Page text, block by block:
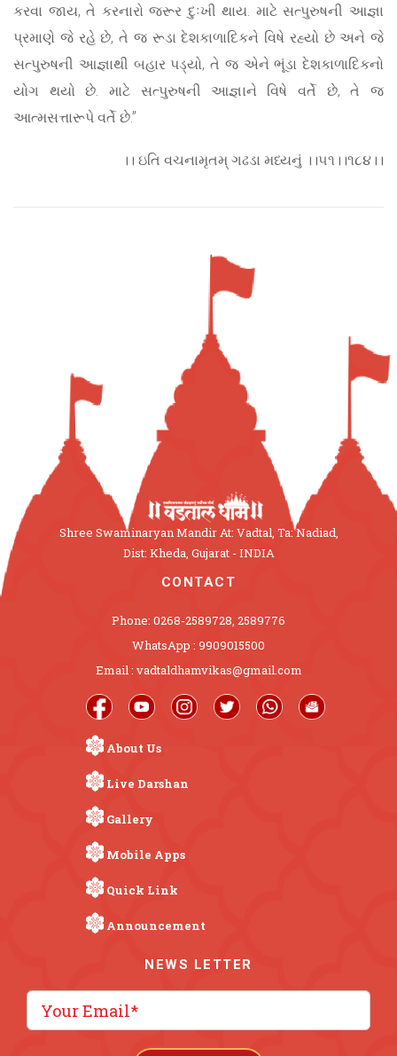
કરવા જાય, તે કરનારો જરૂર દુઃખી થાય. માટે સત્પુરુષની આજ્ઞા
પ્રમાણે જે રહે છે, તે જ રૂડા દેશકાળાદિકને વિષે રહ્યો છે અને જે
સત્પુરુષની આજ્ઞાથી બહાર પડ્યો, તે જ એને ભૂંડા દેશકાળાદિકનો
યોગ થયો છે. માટે સત્પુરુષની આજ્ઞાને વિષે વર્તે છે, તે જ
આત્મસત્તારૂપે વર્તે છે.”
।। ઇતિ વચનામૃતમ્ ગઢડા મધ્યનું ।।૫૧।।૧૮૪।।
Shree Swaminaryan Mandir At: Vadtal, Ta: Nadiad,
Dist: Kheda, Gujarat - INDIA
CONTACT
Phone: 0268-2589728, 2589776
WhatsApp : 9909015500
Email : vadtaldhamvikas@gmail.com
About Us
Live Darshan
Gallery
Mobile Apps
Quick Link
Announcement
NEWS LETTER